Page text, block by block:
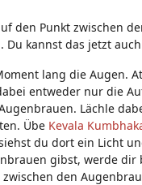
den Punkt zwischen
kannst das jetzt
lang die Augen.
entweder nur die
Lächle
Übe Kevala
du dort ein Licht
gibst, werde
den